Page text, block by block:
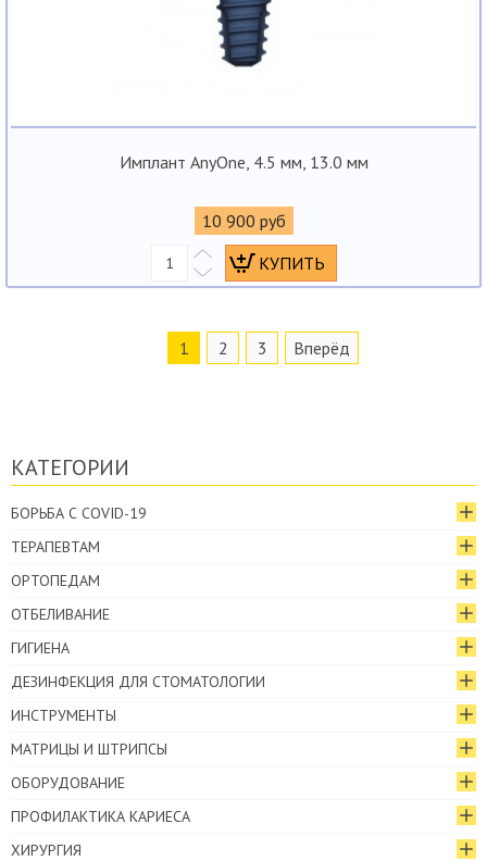
Имплант AnyOne, 4.5 мм, 13.0 мм
10 900 руб
1 2 3 Вперёд
КАТЕГОРИИ
БОРЬБА С COVID-19
ТЕРАПЕВТАМ
ОРТОПЕДАМ
ОТБЕЛИВАНИЕ
ГИГИЕНА
ДЕЗИНФЕКЦИЯ ДЛЯ СТОМАТОЛОГИИ
ИНСТРУМЕНТЫ
МАТРИЦЫ И ШТРИПСЫ
ОБОРУДОВАНИЕ
ПРОФИЛАКТИКА КАРИЕСА
ХИРУРГИЯ